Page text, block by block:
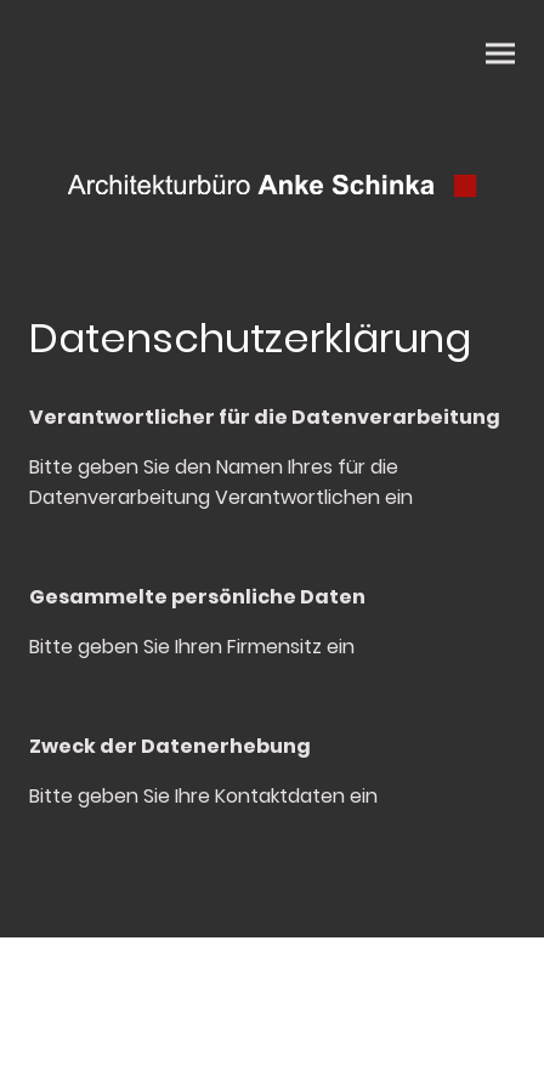
Datenschutzerklärung
Verantwortlicher für die Datenverarbeitung
Bitte geben Sie den Namen Ihres für die
Datenverarbeitung Verantwortlichen ein
Gesammelte persönliche Daten
Bitte geben Sie Ihren Firmensitz ein
Zweck der Datenerhebung
Bitte geben Sie Ihre Kontaktdaten ein